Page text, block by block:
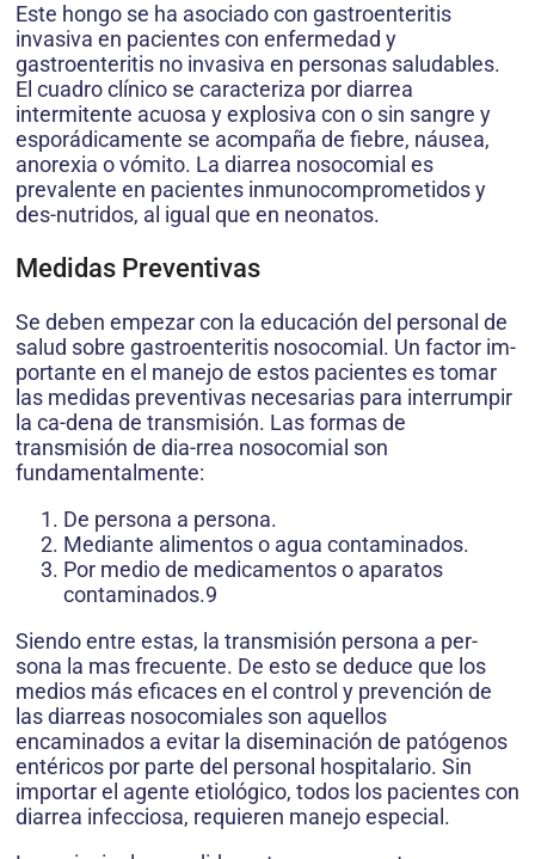
Este hongo se ha asociado con gastroenteritis
invasiva en pacientes con enfermedad y
gastroenteritis no invasiva en personas saludables.
El cuadro clínico se caracteriza por diarrea
intermitente acuosa y explosiva con o sin sangre y
esporádicamente se acompaña de fiebre, náusea,
anorexia o vómito. La diarrea nosocomial es
prevalente en pacientes inmunocomprometidos y
des-nutridos, al igual que en neonatos.
Medidas Preventivas
Se deben empezar con la educación del personal de
salud sobre gastroenteritis nosocomial. Un factor im-
portante en el manejo de estos pacientes es tomar
las medidas preventivas necesarias para interrumpir
la ca-dena de transmisión. Las formas de
transmisión de dia-rrea nosocomial son
fundamentalmente:
De persona a persona.
Mediante alimentos o agua contaminados.
Por medio de medicamentos o aparatos
contaminados.9
Siendo entre estas, la transmisión persona a per-
sona la mas frecuente. De esto se deduce que los
medios más eficaces en el control y prevención de
las diarreas nosocomiales son aquellos
encaminados a evitar la diseminación de patógenos
entéricos por parte del personal hospitalario. Sin
importar el agente etiológico, todos los pacientes con
diarrea infecciosa, requieren manejo especial.